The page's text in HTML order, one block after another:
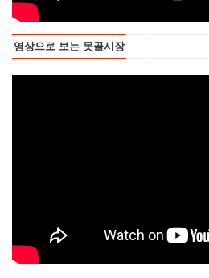
영상으로 보는 못골시장